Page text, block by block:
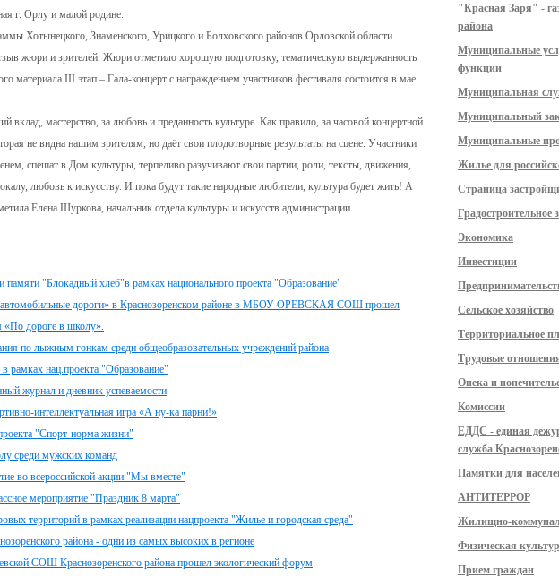
г. Орлу и малой родине.
Хотынецкого, Знаменского, Урицкого и Болховского районов Орловской области.
жюри и зрителей. Жюри отметило хорошую подготовку, тематическую выдержанность
материала.III этап – Гала-концерт с награждением участников фестиваля состоится в мае
вклад, мастерство, за любовь и преданность культуре. Как правило, за часовой концертной
не видна нашим зрителям, но даёт свои плодотворные результаты на сцене. Участники
спешат в Дом культуры, терпеливо разучивают свои партии, роли, тексты, движения,
любовь к искусству. И пока будут такие народные любители, культура будет жить! А
Елена Шуркова, начальник отдела культуры и искусств администрации
памяти "Блокадный хлеб"в рамках национального проекта "Образование"
автомобильные дороги» в Краснозоренском районе в МБОУ ОРЕВСКАЯ СОШ прошел
«По дороге в школу».
по лыжным гонкам среди общеобразовательных учреждений района
рамках нац.проекта "Образование"
журнал и дневник успеваемости
интеллектуальная игра «А ну-ка парни!»
"Спорт-норма жизни"
среди мужских команд
во всероссийской акции "Мы вместе"
мероприятие "Праздник 8 марта"
территорий в рамках реализации нацпроекта "Жилье и городская среда"
района - одни из самых высоких в регионе
СОШ Краснозоренского района прошел экологический форум
"Красная Заря" -
района
Муниципальные
функции
Муниципальная
Муниципальный
Муниципальные
Жилье для
Страница
Градостроительное
Экономика
Инвестиции
Сельское хозяйство
Территориальное
Трудовые
Опека и
Комиссии
ЕДДС - единая
служба
Памятки для
АНТИТЕРРОР
Жилищно-
Физическая
Прием граждан